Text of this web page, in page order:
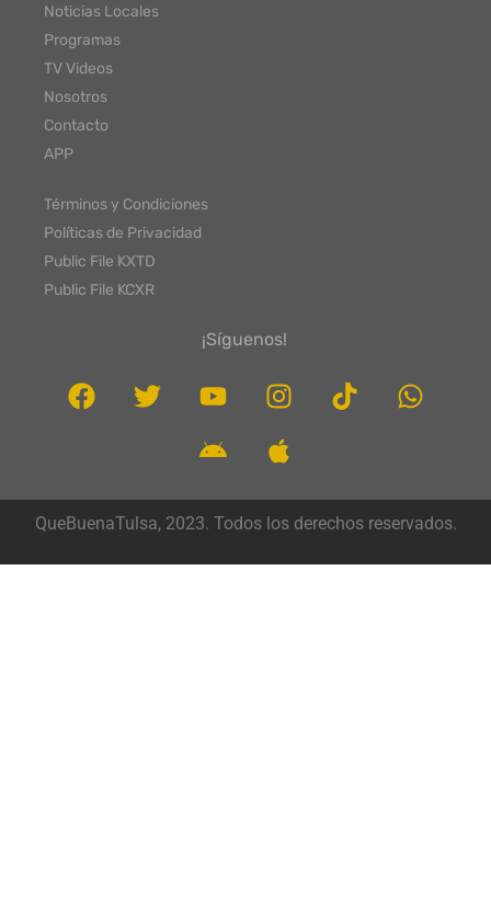
Noticias Locales
Programas
TV Videos
Nosotros
Contacto
APP
Términos y Condiciones
Políticas de Privacidad
Public File KXTD
Public File KCXR
¡Síguenos!
QueBuenaTulsa, 2023. Todos los derechos reservados.